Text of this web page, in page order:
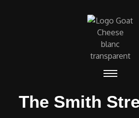
The Smith